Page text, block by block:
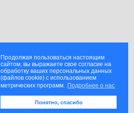
Продолжая пользоваться настоящим
сайтом, вы выражаете свое согласие на
обработку ваших персональных данных
(файлов cookie) с использованием
метрических программ. Подробнее о нас
Понятно, спасибо